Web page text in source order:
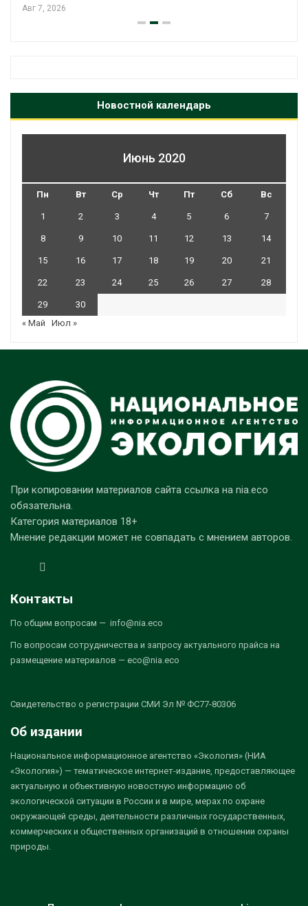
Авг 7, 2026
Новостной календарь
Июнь 2020
Пн Вт Ср Чт Пт Сб Вс
1 2 3 4 5 6 7
8 9 10 11 12 13 14
15 16 17 18 19 20 21
22 23 24 25 26 27 28
29
30
« Май
Июл »
При копировании материалов сайта ссылка на nia.eco
обязательна.
Категория материалов 18+
Мнение редакции может не совпадать с мнением авторов.
Контакты
По общим вопросам — info@nia.eco
По вопросам сотрудничества и запросу актуального прайса на
размещение материалов — eco@nia.eco
Свидетельство о регистрации СМИ Эл № ФС77-80306
Об издании
Национальное информационное агентство «Экология» (НИА
«Экология») — тематическое интернет-издание, предоставляющее
актуальную и объективную новостную информацию об
экологической ситуации в России и в мире, мерах по охране
окружающей среды, деятельности различных государственных,
коммерческих и общественных организаций в отношении охраны
природы.